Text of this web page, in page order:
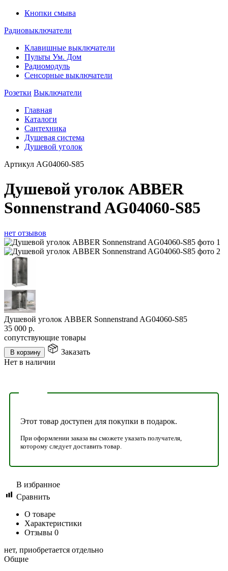
Кнопки смыва
Радиовыключатели
Клавишные выключатели
Пульты Ум. Дом
Радиомодуль
Сенсорные выключатели
Розетки Выключатели
Главная
Каталоги
Сантехника
Душевая система
Душевой уголок
Артикул AG04060-S85
Душевой уголок ABBER
Sonnenstrand AG04060-S85
нет отзывов
Душевой уголок ABBER Sonnenstrand AG04060-S85
35 000 р.
сопутствующие товары
В корзину
Заказать
Нет в наличии
Этот товар доступен для покупки в подарок.
При оформлении заказа вы сможете указать получателя,
которому следует доставить товар.
В избранное
Сравнить
О товаре
Характеристики
Отзывы 0
нет, приобретается отдельно
Общие